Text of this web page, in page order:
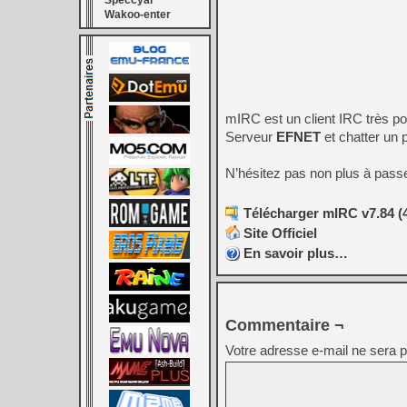
Wakoo-enter
mIRC est un client IRC très
Serveur EFNET et chatter un
N’hésitez pas non plus à
Télécharger mIRC v7.84
Site Officiel
En savoir plus…
Commentaire ¬
Votre adresse e-mail ne sera